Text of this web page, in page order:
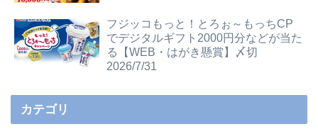
フジッコもっと！とろぉ～もっちCP
でデジタルギフト2000円分などが当た
る【WEB・はがき懸賞】〆切
2026/7/31
カテゴリ